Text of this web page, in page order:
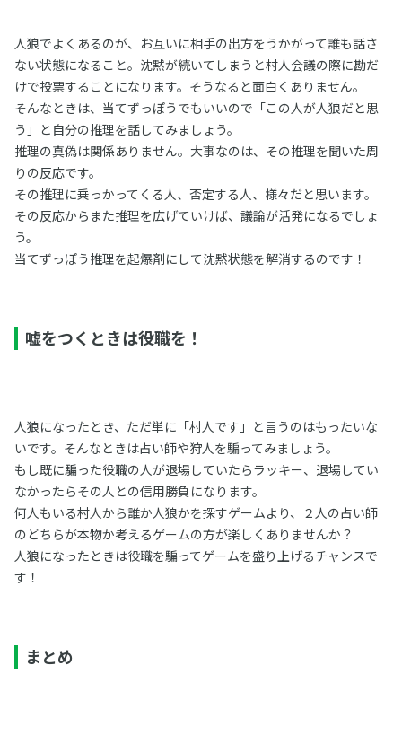
人狼でよくあるのが、お互いに相手の出方をうかがって誰も話さ
ない状態になること。沈黙が続いてしまうと村人会議の際に勘だ
けで投票することになります。そうなると面白くありません。
そんなときは、当てずっぽうでもいいので「この人が人狼だと思
う」と自分の推理を話してみましょう。
推理の真偽は関係ありません。大事なのは、その推理を聞いた周
りの反応です。
その推理に乗っかってくる人、否定する人、様々だと思います。
その反応からまた推理を広げていけば、議論が活発になるでしょ
う。
当てずっぽう推理を起爆剤にして沈黙状態を解消するのです！
嘘をつくときは役職を！
人狼になったとき、ただ単に「村人です」と言うのはもったいな
いです。そんなときは占い師や狩人を騙ってみましょう。
もし既に騙った役職の人が退場していたらラッキー、退場してい
なかったらその人との信用勝負になります。
何人もいる村人から誰か人狼かを探すゲームより、２人の占い師
のどちらが本物か考えるゲームの方が楽しくありませんか？
人狼になったときは役職を騙ってゲームを盛り上げるチャンスで
す！
まとめ